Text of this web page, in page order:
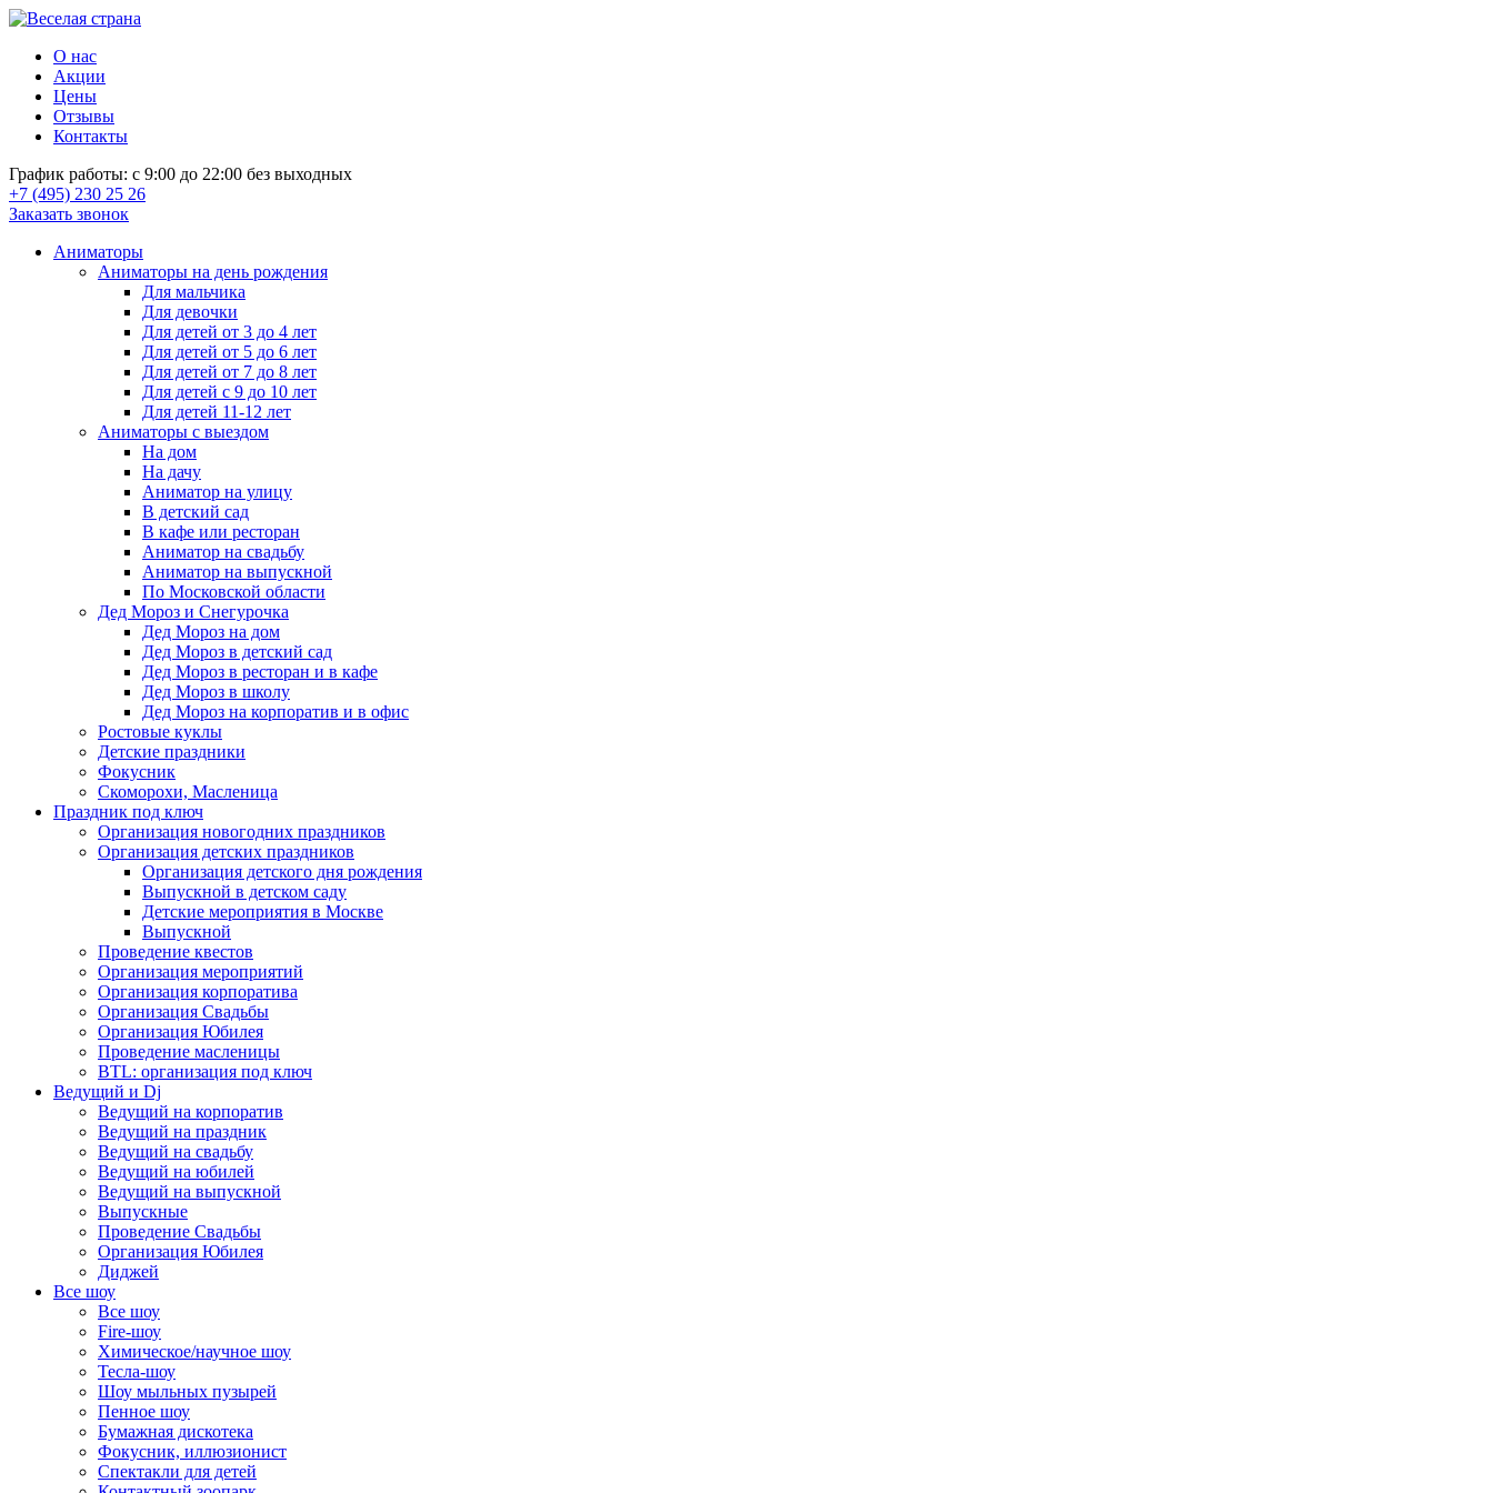
О нас
Акции
Цены
Отзывы
Контакты
График работы: с 9:00 до 22:00 без выходных
+7 (495) 230 25 26
Заказать звонок
Аниматоры
Аниматоры на день рождения
Для мальчика
Для девочки
Для детей от 3 до 4 лет
Для детей от 5 до 6 лет
Для детей от 7 до 8 лет
Для детей с 9 до 10 лет
Для детей 11-12 лет
Аниматоры с выездом
На дом
На дачу
Аниматор на улицу
В детский сад
В кафе или ресторан
Аниматор на свадьбу
Аниматор на выпускной
По Московской области
Дед Мороз и Снегурочка
Дед Мороз на дом
Дед Мороз в детский сад
Дед Мороз в ресторан и в кафе
Дед Мороз в школу
Дед Мороз на корпоратив и в офис
Ростовые куклы
Детские праздники
Фокусник
Скоморохи, Масленица
Праздник под ключ
Организация новогодних праздников
Организация детских праздников
Организация детского дня рождения
Выпускной в детском саду
Детские мероприятия в Москве
Выпускной
Проведение квестов
Организация мероприятий
Организация корпоратива
Организация Свадьбы
Организация Юбилея
Проведение масленицы
BTL: организация под ключ
Ведущий и Dj
Ведущий на корпоратив
Ведущий на праздник
Ведущий на свадьбу
Ведущий на юбилей
Ведущий на выпускной
Выпускные
Проведение Свадьбы
Организация Юбилея
Диджей
Все шоу
Все шоу
Fire-шоу
Химическое/научное шоу
Тесла-шоу
Шоу мыльных пузырей
Пенное шоу
Бумажная дискотека
Фокусник, иллюзионист
Спектакли для детей